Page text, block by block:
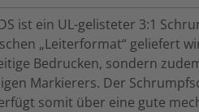
ist ein UL-gelisteter 3:1
„Leiterformat“ geliefert
Bedrucken, sondern
Markierers. Der
somit über eine gute